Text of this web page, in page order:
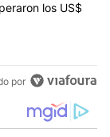
del Banco
los US$
por